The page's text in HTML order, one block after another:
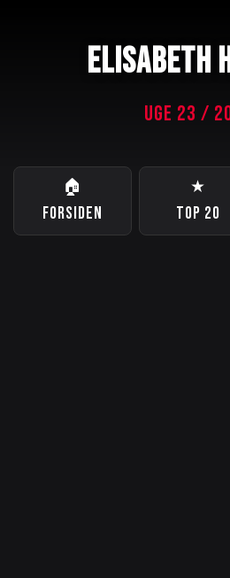
ELISABETH
UGE 23 /
🏠
FORSIDEN
★
TOP 20